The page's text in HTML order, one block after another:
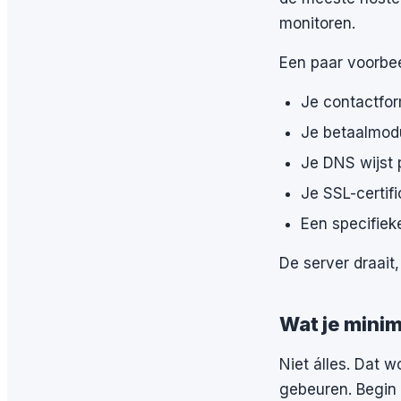
monitoren.
Een paar
Je
Je
Je DNS wijst
Je SSL-
Een
De server
Wat je
Niet álles. Dat
gebeuren. Begin